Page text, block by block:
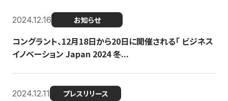
2024.12.16 お知らせ
コングラント、12月18日から20日に開催される「 ビジネス
イノベーション Japan 2024 冬...
2024.12.11 プレスリリース